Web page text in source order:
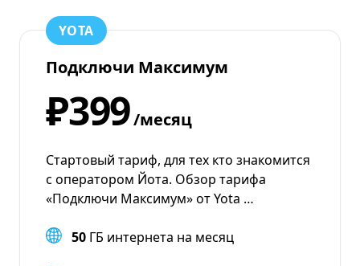
YOTA
Подключи Максимум
₽399/месяц
Стартовый тариф, для тех кто знакомится
с оператором Йота. Обзор тарифа
«Подключи Максимум» от Yota …
50 ГБ интернета на месяц